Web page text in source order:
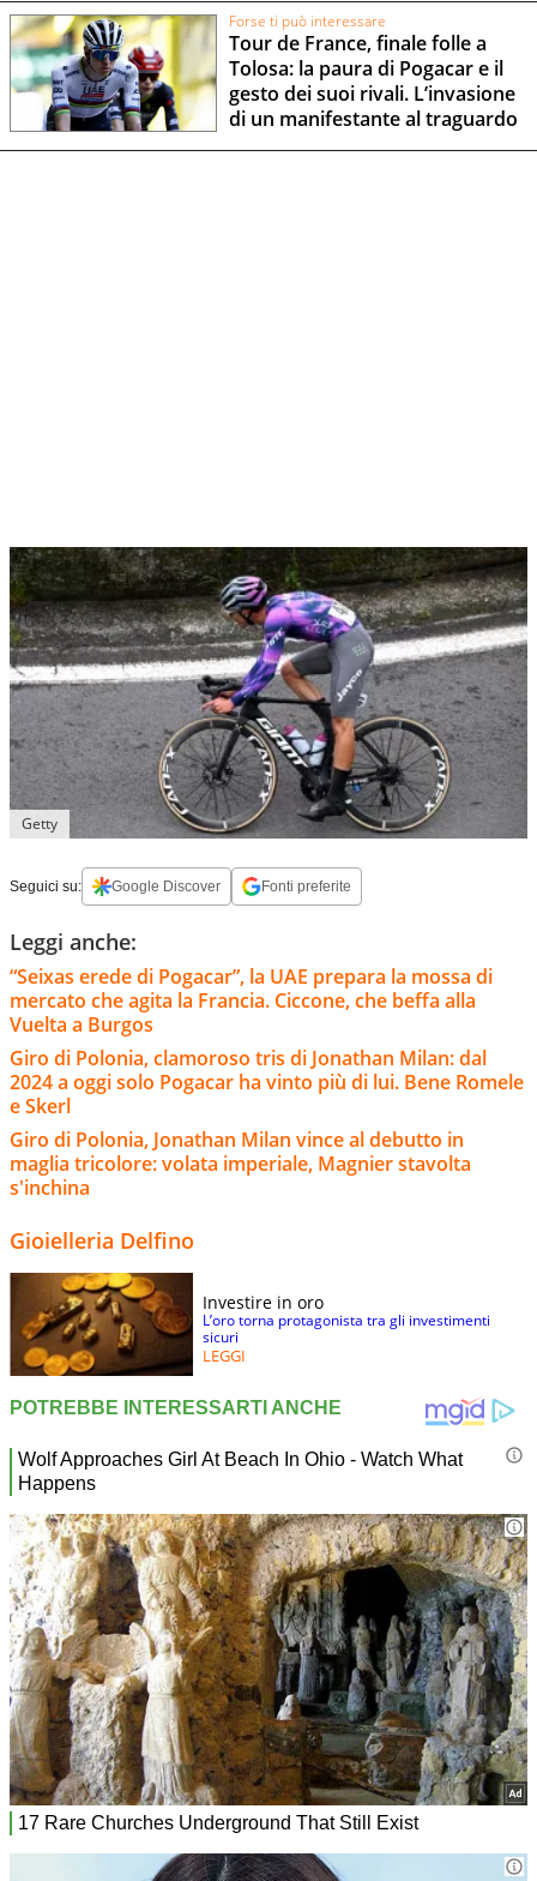
Forse ti può interessare
Tour de France, finale folle a
Tolosa: la paura di Pogacar e il
gesto dei suoi rivali. L’invasione
di un manifestante al traguardo
Getty
Seguici su: Google Discover Fonti preferite
Leggi anche:
“Seixas erede di Pogacar”, la UAE prepara la mossa di
mercato che agita la Francia. Ciccone, che beffa alla
Vuelta a Burgos
Giro di Polonia, clamoroso tris di Jonathan Milan: dal
2024 a oggi solo Pogacar ha vinto più di lui. Bene Romele
e Skerl
Giro di Polonia, Jonathan Milan vince al debutto in
maglia tricolore: volata imperiale, Magnier stavolta
s'inchina
Gioielleria Delfino
Investire in oro
L’oro torna protagonista tra gli investimenti
sicuri
LEGGI